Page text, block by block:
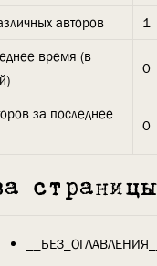
авторов
1
время (в
0
за последнее
0
страницы
__БЕЗ_ОГЛАВЛЕНИЯ__